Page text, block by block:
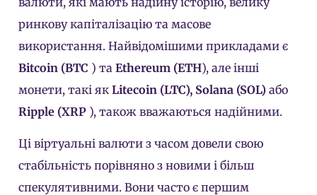
ринкову капіталізацію та масове
використання. Найвідомішими прикладами є
Bitcoin (BTC ) та Ethereum (ETH), але інші
монети, такі як Litecoin (LTC), Solana (SOL) або
Ripple (XRP ), також вважаються надійними.
Ці віртуальні валюти з часом довели свою
стабільність порівняно з новими і більш
спекулятивними. Вони часто є першим